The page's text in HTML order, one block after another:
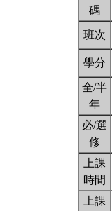
碼
班次
學分
全/半
年
必/選
修
上課
時間
上課